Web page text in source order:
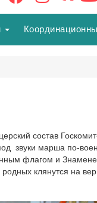
состав
звуки марша по-
флагом и
клянутся на